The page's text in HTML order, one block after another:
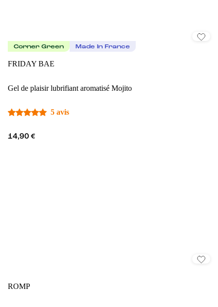
Corner Green Made In France
FRIDAY BAE
Gel de plaisir lubrifiant aromatisé Mojito
5 avis
14,90 €
ROMP